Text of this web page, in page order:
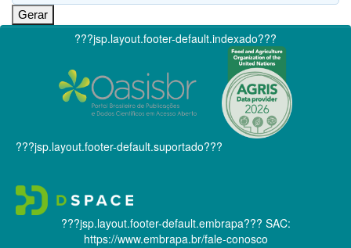
???jsp.layout.footer-default.indexado???
???jsp.layout.footer-default.suportado???
???jsp.layout.footer-default.embrapa??? SAC:
https://www.embrapa.br/fale-conosco